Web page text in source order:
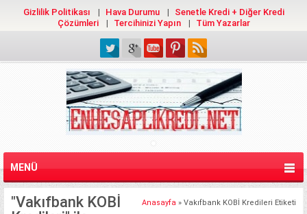
Gizlilik Politikası Hava Durumu
Senetle Kredi + Diğer Kredi
Çözümleri
Tercihinizi Yapın Tüm Yazarlar
MENÜ
Anasayfa » Vakıfbank KOBİ Kredileri Etiketi
"Vakıfbank KOBİ